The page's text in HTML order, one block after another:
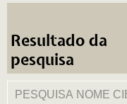
Resultado da
pesquisa